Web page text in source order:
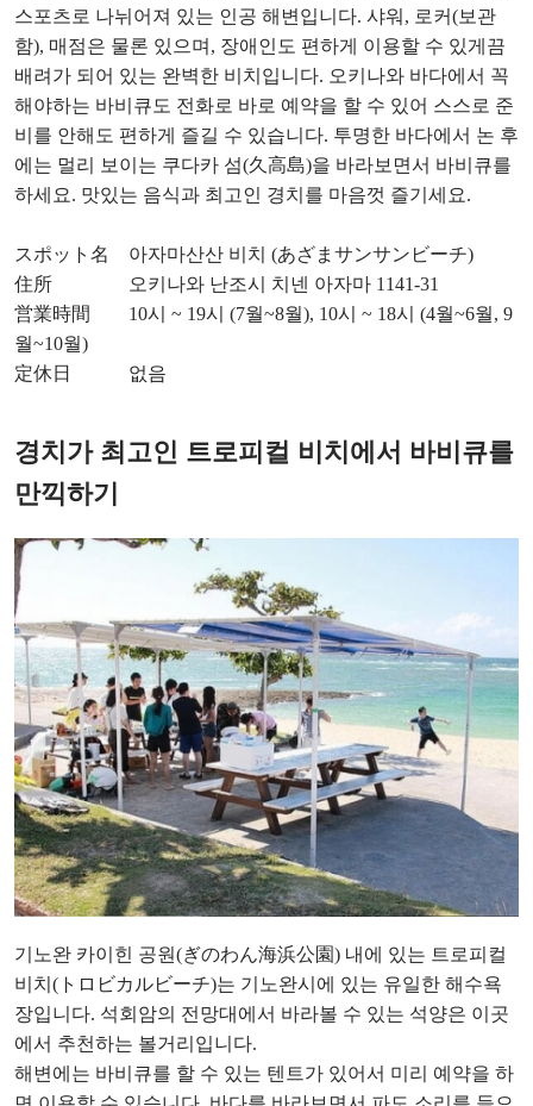
스포츠로 나뉘어져 있는 인공 해변입니다. 샤워, 로커(보관
함), 매점은 물론 있으며, 장애인도 편하게 이용할 수 있게끔
배려가 되어 있는 완벽한 비치입니다. 오키나와 바다에서 꼭
해야하는 바비큐도 전화로 바로 예약을 할 수 있어 스스로 준
비를 안해도 편하게 즐길 수 있습니다. 투명한 바다에서 논 후
에는 멀리 보이는 쿠다카 섬(久高島)을 바라보면서 바비큐를
하세요. 맛있는 음식과 최고인 경치를 마음껏 즐기세요.
スポット名 아자마산산 비치 (あざまサンサンビーチ)
住所 오키나와 난조시 치넨 아자마 1141-31
営業時間 10시 ~ 19시 (7월~8월), 10시 ~ 18시 (4월~6월, 9
월~10월)
定休日 없음
경치가 최고인 트로피컬 비치에서 바비큐를
만끽하기
기노완 카이힌 공원(ぎのわん海浜公園) 내에 있는 트로피컬
비치(トロビカルビーチ)는 기노완시에 있는 유일한 해수욕
장입니다. 석회암의 전망대에서 바라볼 수 있는 석양은 이곳
에서 추천하는 볼거리입니다.
해변에는 바비큐를 할 수 있는 텐트가 있어서 미리 예약을 하